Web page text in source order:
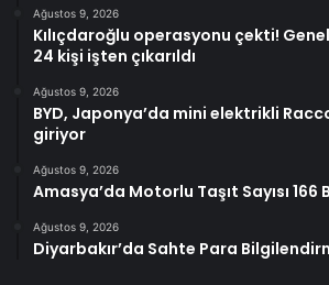
Ağustos 9, 2026
Kılıçdaroğlu operasyonu çekti!
24 kişi işten çıkarıldı
Ağustos 9, 2026
BYD, Japonya’da mini elektrikli
giriyor
Ağustos 9, 2026
Amasya’da Motorlu Taşıt Sayısı 166
Ağustos 9, 2026
Diyarbakır’da Sahte Para